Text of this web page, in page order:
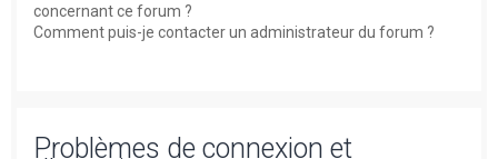
concernant ce forum ?
Comment puis-je contacter un administrateur du forum ?
Problèmes de connexion et